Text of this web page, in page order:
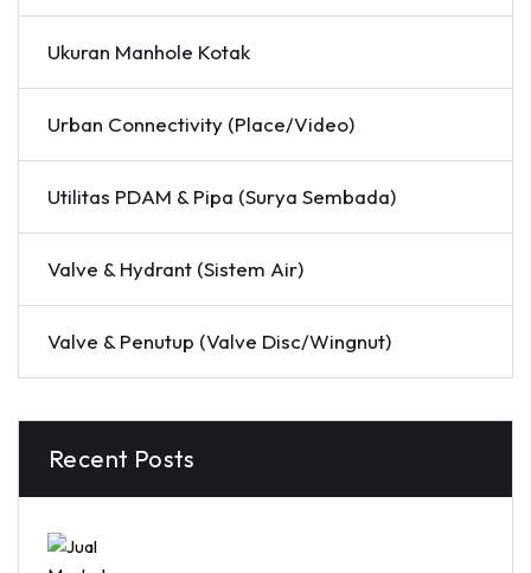
Ukuran Manhole Kotak
Urban Connectivity (Place/Video)
Utilitas PDAM & Pipa (Surya Sembada)
Valve & Hydrant (Sistem Air)
Valve & Penutup (Valve Disc/Wingnut)
Recent Posts